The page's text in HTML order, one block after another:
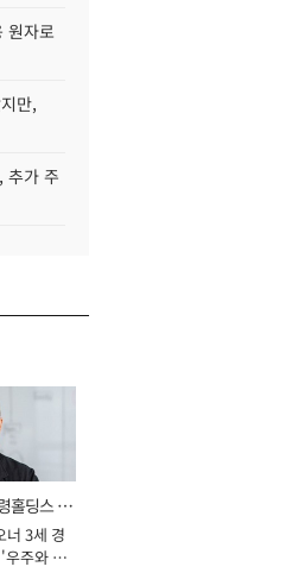
원자로
만,
추가 주
홀딩스 대
너 3세 경
우주와 헬